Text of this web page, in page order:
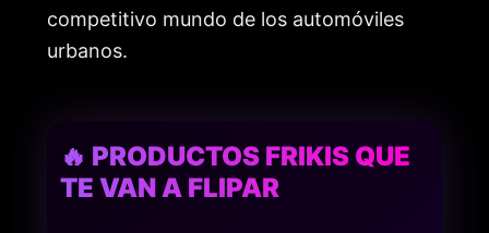
competitivo mundo de los automóviles
urbanos.
🔥 PRODUCTOS FRIKIS QUE
TE VAN A FLIPAR